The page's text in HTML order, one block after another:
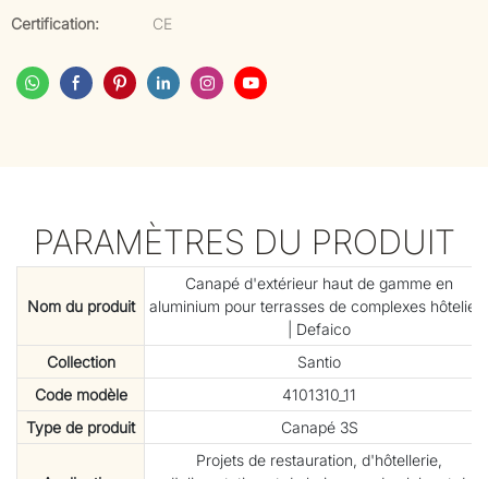
Certification:
CE
PARAMÈTRES DU PRODUIT
Nom du produit
Canapé d'extérieur haut de gamme en
aluminium pour terrasses de complexes hôteliers
| Defaico
Collection
Santio
Code modèle
4101310_11
Type de produit
Canapé 3S
Projets de restauration, d'hôtellerie,